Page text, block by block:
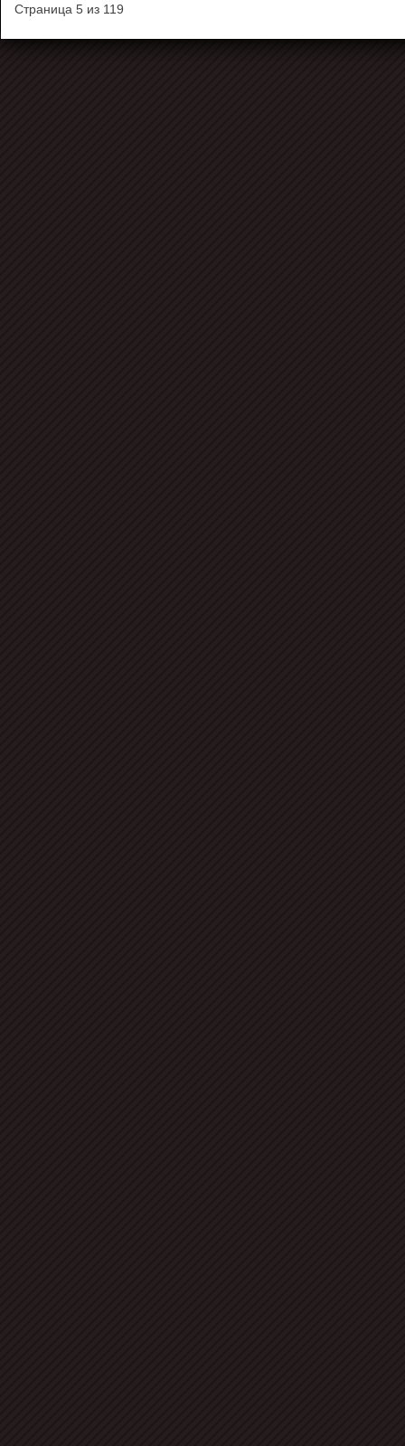
Страница 5 из 119